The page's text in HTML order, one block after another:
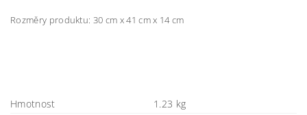
Rozměry produktu: 30 cm x 41 cm x 14 cm
Hmotnost
1.23 kg